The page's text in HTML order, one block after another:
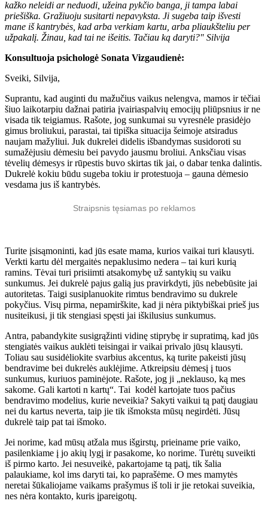
kažko neleidi ar neduodi, užeina pykčio banga, ji tampa labai
priešiška. Gražiuoju susitarti nepavyksta. Ji sugeba taip išvesti
mane iš kantrybės, kad arba verkiam kartu, arba pliaukšteliu per
užpakalį. Žinau, kad tai ne išeitis. Tačiau ką daryti?" Silvija
Konsultuoja psichologė Sonata Vizgaudienė:
Sveiki, Silvija,
Suprantu, kad auginti du mažučius vaikus nelengva, mamos ir tėčiai
šiuo laikotarpiu dažnai patiria įvairiaspalvių emocijų pliūpsnius ir ne
visada tik teigiamus. Rašote, jog sunkumai su vyresnėle prasidėjo
gimus broliukui, parastai, tai tipiška situacija šeimoje atsiradus
naujam mažyliui. Juk dukrelei didelis išbandymas susidoroti su
sumažėjusiu dėmesiu bei pavydo jausmu broliui. Anksčiau visas
tėvelių dėmesys ir rūpestis buvo skirtas tik jai, o dabar tenka dalintis.
Dukrelė kokiu būdu sugeba tokiu ir protestuoja – gauna dėmesio
vesdama jus iš kantrybės.
Straipsnis tęsiamas po reklamos
Turite įsisąmoninti, kad jūs esate mama, kurios vaikai turi klausyti.
Verkti kartu dėl mergaitės nepaklusimo nedera – tai kuri kurią
ramins. Tėvai turi prisiimti atsakomybę už santykių su vaiku
sunkumus. Jei dukrelė pajus galią jus pravirkdyti, jūs nebebūsite jai
autoritetas. Taigi susiplanuokite rimtus bendravimo su dukrele
pokyčius. Visų pirma, nepamirškite, kad ji nėra piktybiškai prieš jus
nusiteikusi, ji tik stengiasi spęsti jai iškilusius sunkumus.
Antra, pabandykite susigrąžinti vidinę stiprybę ir supratimą, kad jūs
stengiatės vaikus auklėti teisingai ir vaikai privalo jūsų klausyti.
Toliau sau susidėliokite svarbius akcentus, ką turite pakeisti jūsų
bendravime bei dukrelės auklėjime. Atkreipsiu dėmesį į tuos
sunkumus, kuriuos paminėjote. Rašote, jog ji „neklauso, ką mes
sakome. Gali kartoti n kartų“. Tai kodėl kartojate tuos pačius
bendravimo modelius, kurie neveikia? Sakyti vaikui tą patį daugiau
nei du kartus neverta, taip jie tik išmoksta mūsų negirdėti. Jūsų
dukrelė taip pat tai išmoko.
Jei norime, kad mūsų atžala mus išgirstų, prieiname prie vaiko,
pasilenkiame į jo akių lygį ir pasakome, ko norime. Turėtų suveikti
iš pirmo karto. Jei nesuveikė, pakartojame tą patį, tik šalia
palaukiame, kol ims daryti tai, ko paprašėme. O mes mamytės
neretai šūkaliojame vaikams prašymus iš toli ir jie retokai suveikia,
nes nėra kontakto, kuris įpareigotų.